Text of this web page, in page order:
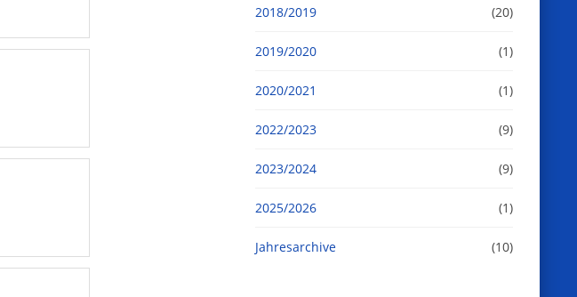
2018/2019 (20)
2019/2020 (1)
2020/2021 (1)
2022/2023 (9)
2023/2024 (9)
2025/2026 (1)
Jahresarchive (10)